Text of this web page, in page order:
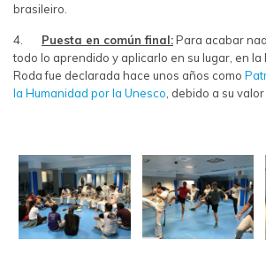
brasileiro.
4. Puesta en común final:Para acabar
todo lo aprendido y aplicarlo en su lugar, en la
Roda fue declarada hace unos años como
la Humanidad por la Unesco , debido a su